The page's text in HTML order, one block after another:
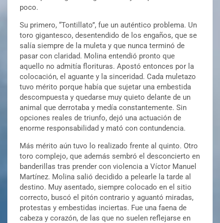
poco.
Su primero, “Tontillato”, fue un auténtico problema. Un
toro gigantesco, desentendido de los engaños, que se
salía siempre de la muleta y que nunca terminó de
pasar con claridad. Molina entendió pronto que
aquello no admitía florituras. Apostó entonces por la
colocación, el aguante y la sinceridad. Cada muletazo
tuvo mérito porque había que sujetar una embestida
descompuesta y quedarse muy quieto delante de un
animal que derrotaba y medía constantemente. Sin
opciones reales de triunfo, dejó una actuación de
enorme responsabilidad y mató con contundencia.
Más mérito aún tuvo lo realizado frente al quinto. Otro
toro complejo, que además sembró el desconcierto en
banderillas tras prender con violencia a Víctor Manuel
Martínez. Molina salió decidido a pelearle la tarde al
destino. Muy asentado, siempre colocado en el sitio
correcto, buscó el pitón contrario y aguantó miradas,
protestas y embestidas inciertas. Fue una faena de
cabeza y corazón, de las que no suelen reflejarse en